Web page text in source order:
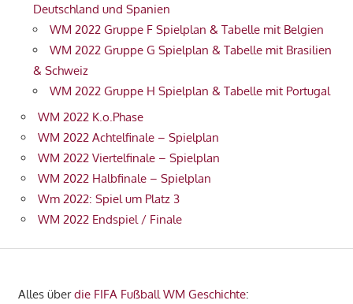
Deutschland und Spanien
WM 2022 Gruppe F Spielplan & Tabelle mit Belgien
WM 2022 Gruppe G Spielplan & Tabelle mit Brasilien
& Schweiz
WM 2022 Gruppe H Spielplan & Tabelle mit Portugal
WM 2022 K.o.Phase
WM 2022 Achtelfinale – Spielplan
WM 2022 Viertelfinale – Spielplan
WM 2022 Halbfinale – Spielplan
Wm 2022: Spiel um Platz 3
WM 2022 Endspiel / Finale
Alles überdie FIFA Fußball WM Geschichte: